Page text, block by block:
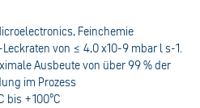
Feinchemie
von ≤ 4,0 x10-9 mbar l s-1.
Ausbeute von über 99 % der
im Prozess
bis +100°C